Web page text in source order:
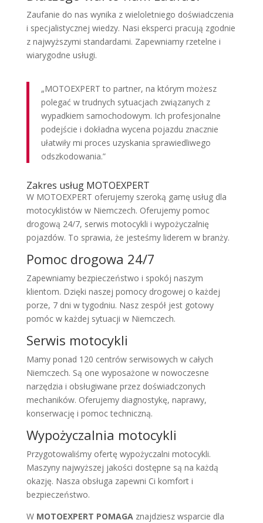
Zaufanie do nas wynika z wieloletniego doświadczenia
i specjalistycznej wiedzy. Nasi eksperci pracują zgodnie
z najwyższymi standardami. Zapewniamy rzetelne i
wiarygodne usługi.
„MOTOEXPERT to partner, na którym możesz
polegać w trudnych sytuacjach związanych z
wypadkiem samochodowym. Ich profesjonalne
podejście i dokładna wycena pojazdu znacznie
ułatwiły mi proces uzyskania sprawiedliwego
odszkodowania.”
Zakres usług MOTOEXPERT
W MOTOEXPERT oferujemy szeroką gamę usług dla
motocyklistów w Niemczech. Oferujemy pomoc
drogową 24/7, serwis motocykli i wypożyczalnię
pojazdów. To sprawia, że jesteśmy liderem w branży.
Pomoc drogowa 24/7
Zapewniamy bezpieczeństwo i spokój naszym
klientom. Dzięki naszej pomocy drogowej o każdej
porze, 7 dni w tygodniu. Nasz zespół jest gotowy
pomóc w każdej sytuacji w Niemczech.
Serwis motocykli
Mamy ponad 120 centrów serwisowych w całych
Niemczech. Są one wyposażone w nowoczesne
narzędzia i obsługiwane przez doświadczonych
mechaników. Oferujemy diagnostykę, naprawy,
konserwację i pomoc techniczną.
Wypożyczalnia motocykli
Przygotowaliśmy ofertę wypożyczalni motocykli.
Maszyny najwyższej jakości dostępne są na każdą
okazję. Nasza obsługa zapewni Ci komfort i
bezpieczeństwo.
W MOTOEXPERT POMAGAznajdziesz wsparcie dla